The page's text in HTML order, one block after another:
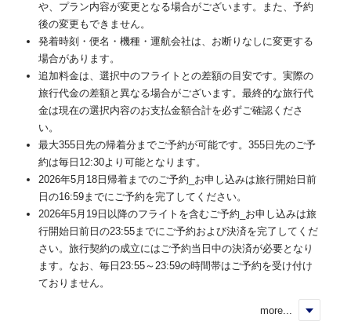
や、プラン内容が変更となる場合がございます。また、予約
後の変更もできません。
発着時刻・便名・機種・運航会社は、お断りなしに変更する
場合があります。
追加料金は、選択中のフライトとの差額の目安です。実際の
旅行代金の差額と異なる場合がございます。最終的な旅行代
金は現在の選択内容のお支払金額合計を必ずご確認くださ
い。
最大355日先の帰着分までご予約が可能です。355日先のご予
約は毎日12:30より可能となります。
2026年5月18日帰着までのご予約_お申し込みは旅行開始日前
日の16:59までにご予約を完了してください。
2026年5月19日以降のフライトを含むご予約_お申し込みは旅
行開始日前日の23:55までにご予約および決済を完了してくだ
さい。旅行契約の成立にはご予約当日中の決済が必要となり
ます。なお、毎日23:55～23:59の時間帯はご予約を受け付け
ておりません。
more...